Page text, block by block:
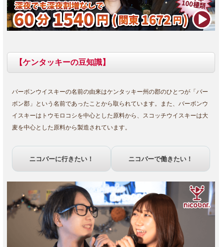
【ケンタッキーの豆知識】
バーボンウイスキーの名前の由来はケンタッキー州の郡のひとつが「バー
ボン郡」という名前であったことから取られています。また、バーボンウ
イスキーはトウモロコシを中心とした原料から、スコッチウイスキーは大
麦を中心とした原料から製造されています。
ニコバーに行きたい！ ニコバーで働きたい！